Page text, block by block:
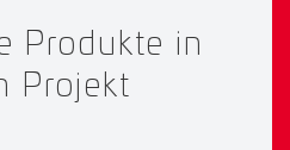
Produkte in
Projekt